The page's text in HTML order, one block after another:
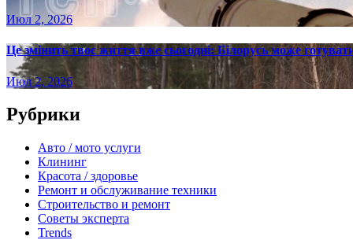
Июл 2, 2026
Це змінить твоє життя вже сьогодні: Білорусь може
Июл 2, 2026
Рубрики
Авто / мото услуги
Клининг
Красота / здоровье
Ремонт и обслуживание техники
Строительство и ремонт
Советы эксперта
Trends